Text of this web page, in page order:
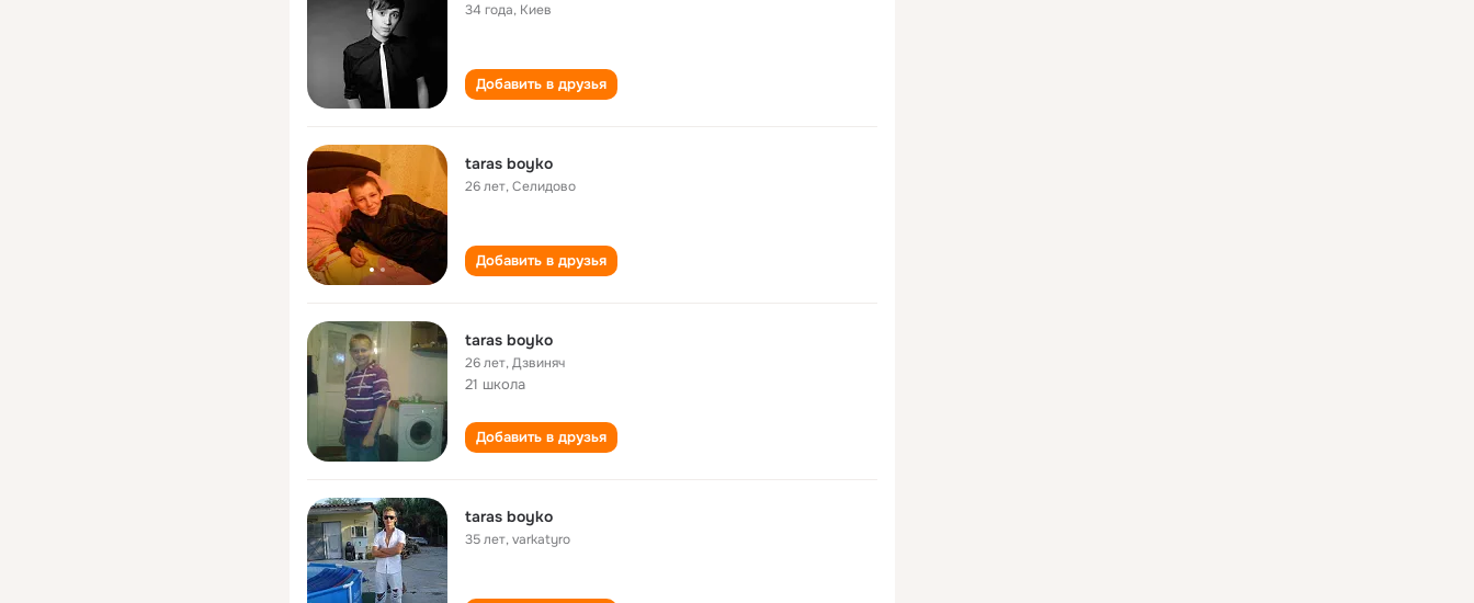
34 года, Киев
Добавить в друзья
taras boyko
26 лет,Селидово
Добавить в друзья
taras boyko
26 лет,Дзвиняч
21 школа
Добавить в друзья
taras boyko
35 лет,varkatyro